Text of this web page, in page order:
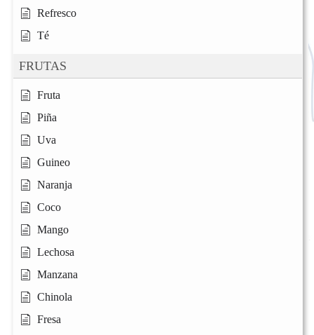
Refresco
Té
FRUTAS
Fruta
Piña
Uva
Guineo
Naranja
Coco
Mango
Lechosa
Manzana
Chinola
Fresa